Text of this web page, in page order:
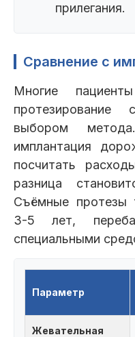
прилегания.
Сравнение с
Многие
выбором
имплантация
посчитать
разница
Съёмные протезы
3-5 лет,
специальными
Параметр
Жевательная